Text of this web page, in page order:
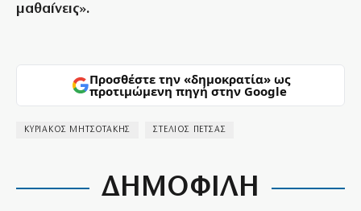
μαθαίνεις».
Προσθέστε την «δημοκρατία» ως
προτιμώμενη πηγή στην Google
ΚΥΡΙΑΚΟΣ ΜΗΤΣΟΤΑΚΗΣ ΣΤΕΛΙΟΣ ΠΕΤΣΑΣ
ΔΗΜΟΦΙΛΗ